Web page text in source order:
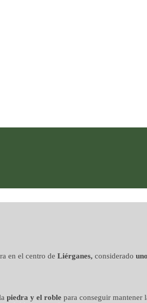
en el centro de Liérganes, considerado
piedra y el roble para conseguir mantener